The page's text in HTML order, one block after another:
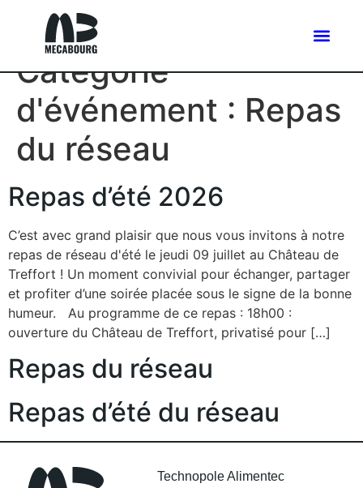
Catégorie
d'événement : Repas
du réseau
Repas d’été 2026
C’est avec grand plaisir que nous vous invitons à notre
repas de réseau d'été le jeudi 09 juillet au Château de
Treffort ! Un moment convivial pour échanger, partager
et profiter d’une soirée placée sous le signe de la bonne
humeur. Au programme de ce repas : 18h00 :
ouverture du Château de Treffort, privatisé pour […]
Repas du réseau
Repas d’été du réseau
Technopole Alimentec